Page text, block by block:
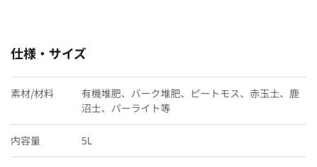
仕様・サイズ
素材/材料
有機堆肥、バーク堆肥、ピートモス、赤玉土、鹿
沼土、パーライト等
内容量 5L